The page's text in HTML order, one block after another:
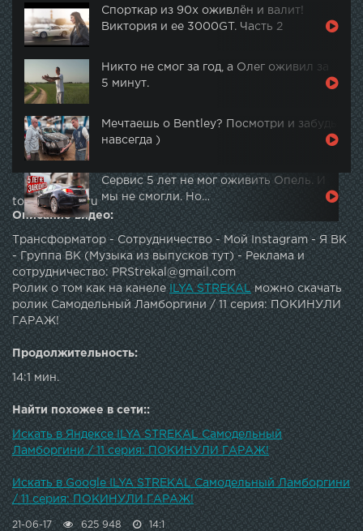
Спорткар из 90х оживлён и валит!
Виктория и ее 3000GT. Часть 2
Никто не смог за год, а Олег оживил за
5 минут.
Мечтаешь о Bentley? Посмотри и забудь
навсегда )
Сервис 5 лет не мог оживить Опель. И
мы не смогли. Но…
topautotube.ru
Описание видео:
Трансформатор - Сотрудничество - Мой Instagram - Я ВК
- Группа ВК (Музыка из выпусков тут) - Реклама и
сотрудничество: PRStrekal@gmail.com
Ролик о том как на канелеILYA STREKALможно скачать
ролик Самодельный Ламборгини / 11 серия: ПОКИНУЛИ
ГАРАЖ!
Продолжительность:
14:1 мин.
Найти похожее в сети::
Искать в Яндексе ILYA STREKAL Самодельный
Ламборгини / 11 серия: ПОКИНУЛИ ГАРАЖ!
Искать в Google ILYA STREKAL Самодельный Ламборгини
/ 11 серия: ПОКИНУЛИ ГАРАЖ!
21-06-17 625 948 14:1